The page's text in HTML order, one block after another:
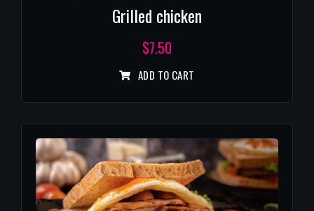
Grilled chicken
$7.50
ADD TO CART